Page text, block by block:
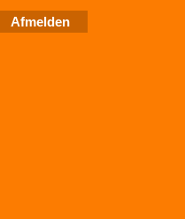
de AUDI 80/90 QUATTRO
bouwjaar 10/1986-
Afmelden